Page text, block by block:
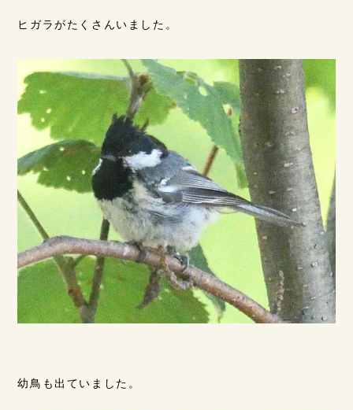
ヒガラがたくさんいました。
幼鳥も出ていました。